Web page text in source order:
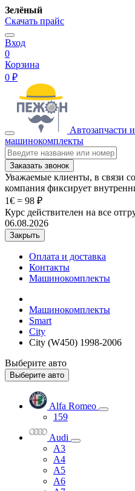
Зелёный
Скачать прайс
Вход
0
Корзина
0 ₽
Автозапчасти и
машинокомплекты
Заказать звонок
Уважаемые клиенты, в связи
компания фиксирует
1€ = 98 ₽
Курс действителен на все
06.08.2026
Закрыть
Оплата и доставка
Контакты
Машинокомплекты
Машинокомплекты
Smart
City
City (W450) 1998-2006
Выберите авто
Выберите авто
Alfa Romeo
159
Audi
A3
A4
A5
A6